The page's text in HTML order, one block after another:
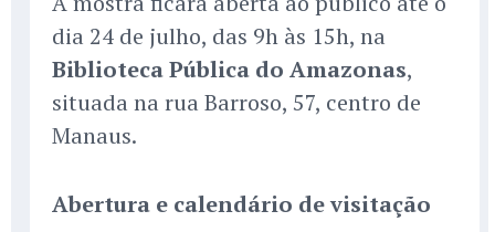
dia 24 de julho, das 9h às 15h, na
Biblioteca Pública do Amazonas,
situada na rua Barroso, 57, centro de
Manaus.
Abertura e calendário de visitação